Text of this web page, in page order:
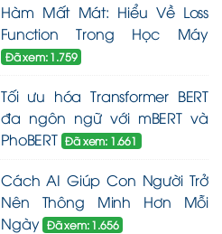
Hàm Mất Mát: Hiểu Về Loss
Function Trong Học Máy
Đã xem: 1.759
Tối ưu hóa Transformer BERT
đa ngôn ngữ với mBERT và
PhoBERT Đã xem: 1.661
Cách AI Giúp Con Người Trở
Nên Thông Minh Hơn Mỗi
Ngày Đã xem: 1.656